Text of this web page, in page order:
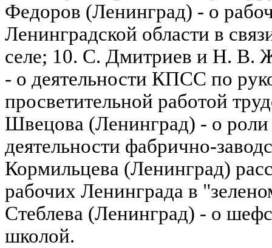
Федоров (Ленинград) - о
Ленинградской области в
селе; 10. С. Дмитриев и Н. В.
- о деятельности КПСС по
просветительной работой
Швецова (Ленинград) - о роли
деятельности фабрично-
Кормильцева (Ленинград)
рабочих Ленинграда в
Стеблева (Ленинград) - о
школой.